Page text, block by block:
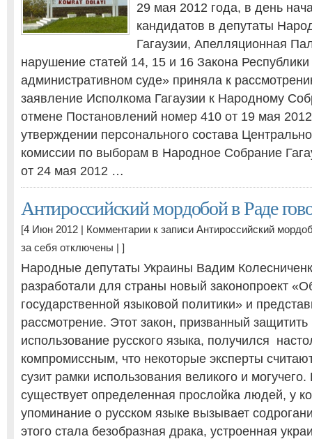
29 мая 2012 года, в день
кандидатов в депутаты
Гагаузии, Апелляционная
нарушение статей 14, 15 и 16 Закона
административном суде» приняла к
заявление Исполкома Гагаузии к Народному
отмене Постановлений номер 410 от 19 мая
утверждении персонального состава
комиссии по выборам в Народное Собрание
от 24 мая 2012 …
Антироссийский мордобой в Раде
[4 Июн 2012 | Комментарии к записи Антироссийский
за себя отключены | ]
Народные депутаты Украины Вадим
разработали для страны новый законопроект
государственной языковой политики» и
рассмотрение. Этот закон, призванный
использование русского языка, получился
компромиссным, что некоторые эксперты
сузит рамки использования великого и
существует определенная прослойка людей, у
упоминание о русском языке вызывает
этого стала безобразная драка, устроенная